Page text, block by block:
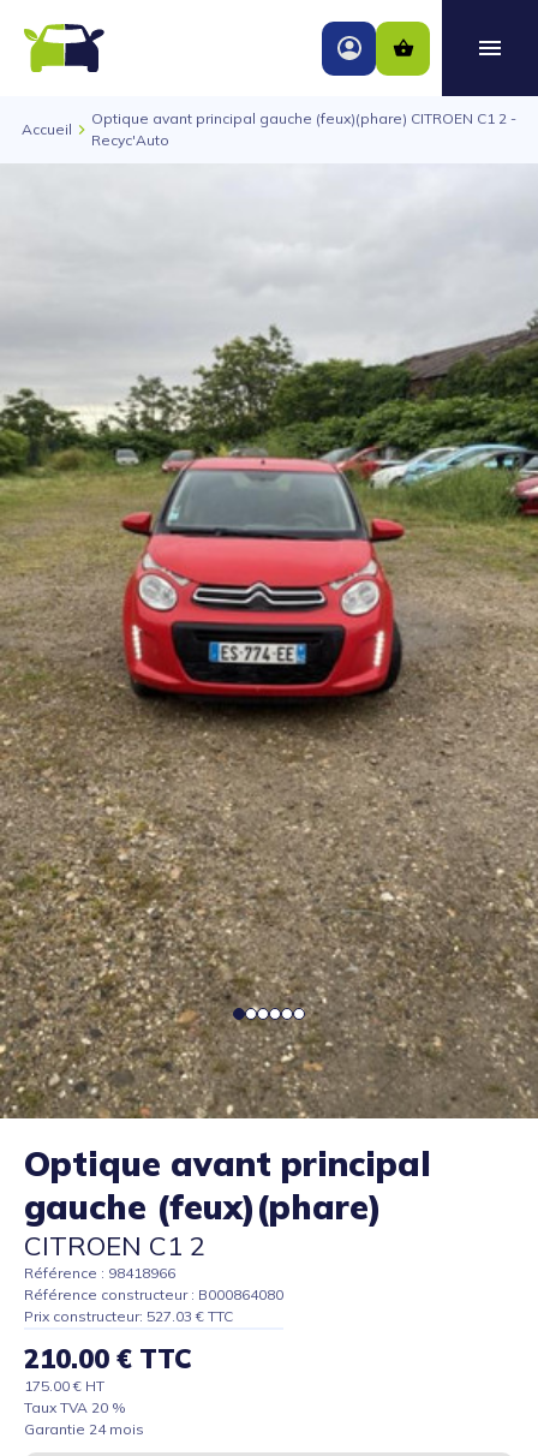
Accueil
Optique avant principal gauche (feux)(phare) CITROEN C1 2 -
Recyc'Auto
Optique avant principal
gauche (feux)(phare)
CITROEN C1 2
Référence : 98418966
Référence constructeur : B000864080
Prix constructeur: 527.03 € TTC
210.00 € TTC
175.00 € HT
Taux TVA 20 %
Garantie 24 mois